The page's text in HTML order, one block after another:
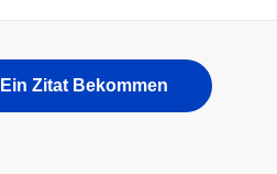
Ein Zitat Bekommen